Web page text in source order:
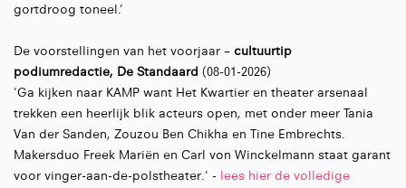
gortdroog toneel.’
De voorstellingen van het voorjaar – cultuurtip
podiumredactie, De Standaard (08-01-2026)
'Ga kijken naar KAMP want Het Kwartier en theater arsenaal
trekken een heerlijk blik acteurs open, met onder meer Tania
Van der Sanden, Zouzou Ben Chikha en Tine Embrechts.
Makersduo Freek Mariën en Carl von Winckelmann staat garant
voor vinger-aan-de-polstheater.' - lees hier de volledige